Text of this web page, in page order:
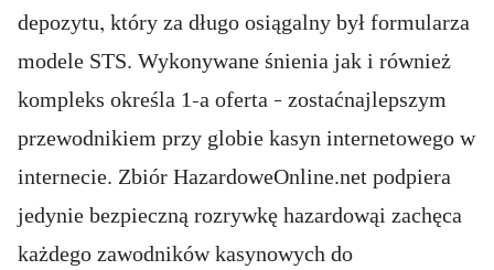
depozytu, który za długo osiągalny był formularza
modele STS. Wykonywane śnienia jak i również
kompleks określa 1-a oferta – zostaćnajlepszym
przewodnikiem przy globie kasyn internetowego w
internecie. Zbiór HazardoweOnline.net podpiera
jedynie bezpieczną rozrywkę hazardowąi zachęca
każdego zawodników kasynowych do